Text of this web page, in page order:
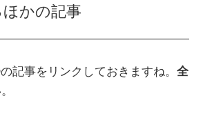
かの記事
記事をリンクしておきますね。 全